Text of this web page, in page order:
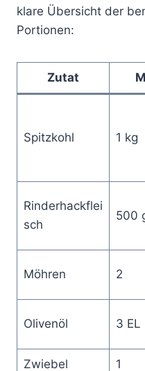
klare Übersicht der
Portionen:
Zutat
Spitzkohl 1 kg
Rinderhackflei
sch
500
Möhren 2
Olivenöl 3 EL
Zwiebel 1